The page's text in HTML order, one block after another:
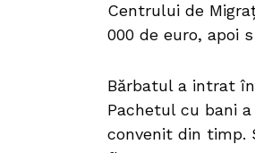
Centrului de
000 de euro, apoi
Bărbatul a intrat
Pachetul cu bani
convenit din timp.